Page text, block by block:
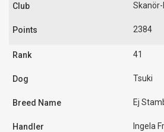
2384
41
Tsuki
Ej
Ingela